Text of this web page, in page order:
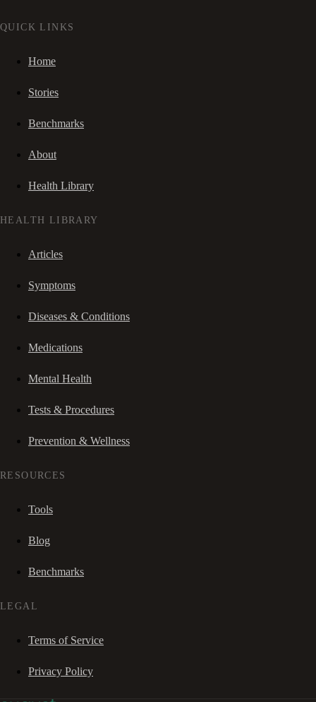
QUICK LINKS
Home
Stories
Benchmarks
About
Health Library
HEALTH LIBRARY
Articles
Symptoms
Diseases & Conditions
Medications
Mental Health
Tests & Procedures
Prevention & Wellness
RESOURCES
Tools
Blog
Benchmarks
LEGAL
Terms of Service
Privacy Policy